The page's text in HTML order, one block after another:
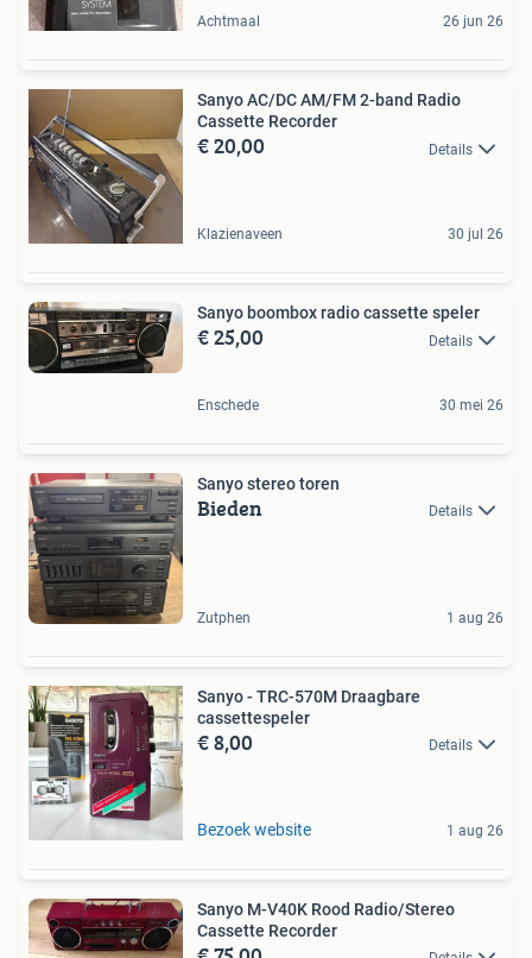
Achtmaal 26 jun 26
Sanyo AC/DC AM/FM 2-band Radio
Cassette Recorder
€ 20,00 Details
Klazienaveen 30 jul 26
Sanyo boombox radio cassette speler
€ 25,00 Details
Enschede 30 mei 26
Sanyo stereo toren
Bieden Details
Zutphen 1 aug 26
Sanyo - TRC-570M Draagbare
cassettespeler
€ 8,00 Details
Bezoek website 1 aug 26
Sanyo M-V40K Rood Radio/Stereo
Cassette Recorder